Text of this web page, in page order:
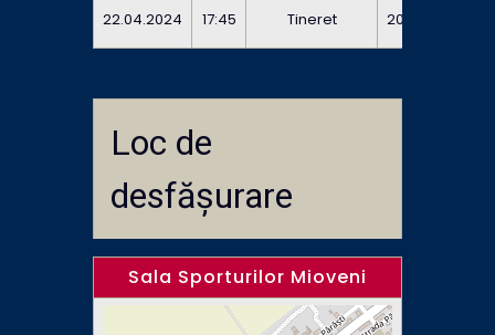
22.04.2024 17:45 Tineret 2023/2024
Loc de
desfășurare
Sala Sporturilor Mioveni